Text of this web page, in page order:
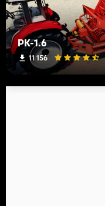
PK-1.6
11 156